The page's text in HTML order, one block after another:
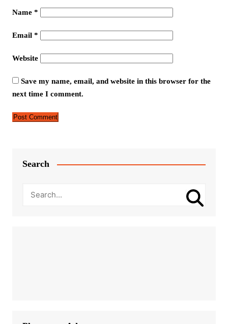
Name *
Email *
Website
Save my name, email, and website in this browser for the
next time I comment.
Search